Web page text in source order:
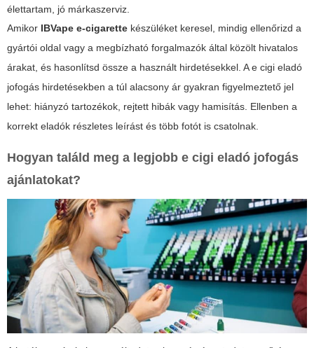
élettartam, jó márkaszerviz.
Amikor IBVape e-cigarette készüléket keresel, mindig ellenőrizd a
gyártói oldal vagy a megbízható forgalmazók által közölt hivatalos
árakat, és hasonlítsd össze a használt hirdetésekkel. Ae cigi eladó
jofogás hirdetésekben a túl alacsony ár gyakran figyelmeztető jel
lehet: hiányzó tartozékok, rejtett hibák vagy hamisítás. Ellenben a
korrekt eladók részletes leírást és több fotót is csatolnak.
Hogyan találd meg a legjobb e cigi eladó jofogás
ajánlatokat?